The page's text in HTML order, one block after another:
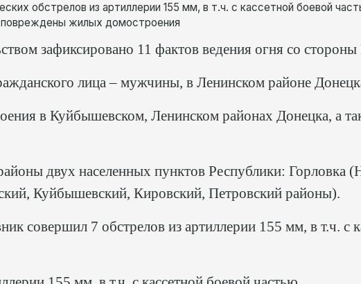
обстрелов из артиллерии 155 мм, в т.ч. с кассетной боевой
жилых домостроения
зафиксировано 11 фактов ведения огня со
лица – мужчины, в Ленинском районе
в Куйбышевском, Ленинском районах Донецка, а
двух населенных пунктов Республики: Горловка
Куйбышевский, Кировский, Петровский районы).
совершил 7 обстрелов из артиллерии 155 мм, в т.ч. с